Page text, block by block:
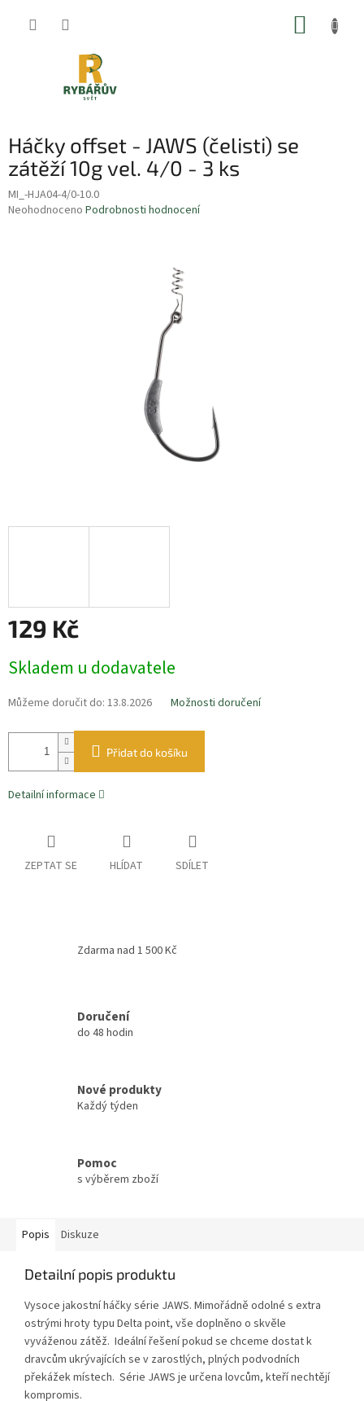
Háčky offset - JAWS (čelisti) se
zátěží 10g vel. 4/0 - 3 ks
MI_-HJA04-4/0-10.0
Průměrné
Neohodnoceno Podrobnosti hodnocení
129 Kč
cena:
Skladem u dodavatele
Můžeme doručit do: 13.8.2026 Možnosti doručení
Přidat do košíku
Detailní informace
ZEPTAT SE HLÍDAT SDÍLET
Zdarma nad 1 500 Kč
Doručení
do 48 hodin
Nové produkty
Každý týden
Pomoc
s výběrem zboží
Popis Diskuze
Detailní popis produktu
Vysoce jakostní háčky série JAWS. Mimořádně odolné s extra
ostrými hroty typu Delta point, vše doplněno o skvěle
vyváženou zátěž. Ideální řešení pokud se chceme dostat k
dravcům ukrývajících se v zarostlých, plných podvodních
překážek místech. Série JAWS je určena lovcům, kteří nechtějí
kompromis.